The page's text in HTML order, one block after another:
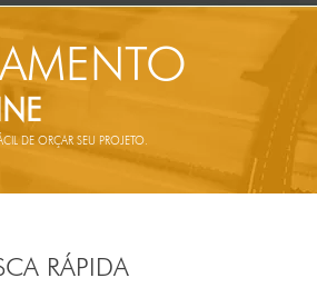
DE ORÇAR SEU PROJETO.
RÁPIDA